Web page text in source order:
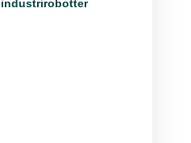
industrirobotter